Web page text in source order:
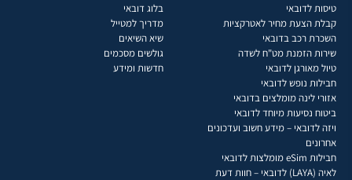
טיסות לדובאי
קבלת הצעת מחיר לאטרקציות
השכרת רכב בדובאי
שירות הזמנת מט"ח לשדה
טיול מאורגן לדובאי
חבילות נופש לדובאי
אזורי לינה מומלצים בדובאי
ביטוח נסיעות מיוחד לדובאי
ויזה לדובאי – מידע חשוב ועדכונים
אחרונים
חבילות eSim מומלצות לדובאי
לאיה (LAYA) לדובאי – חוות דעת
בלוג דובאי
מדריך למטייל
שיא השיאים
גולשים מסכמים
חדשות ומידע